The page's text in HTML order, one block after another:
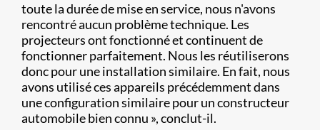
toute la durée de mise en service, nous n'avons
rencontré aucun problème technique. Les
projecteurs ont fonctionné et continuent de
fonctionner parfaitement. Nous les réutiliserons
donc pour une installation similaire. En fait, nous
avons utilisé ces appareils précédemment dans
une configuration similaire pour un constructeur
automobile bien connu », conclut-il.